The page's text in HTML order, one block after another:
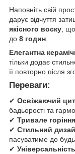
Наповніть свій
дарує відчуття
якісного воску, що
до 8 годин.
Елегантна
тільки додає
її повторно після
Переваги:
✔ Освіжаючий
бадьорості та
✔ Тривале горіння
✔ Стильний
пасуватиме до
✔ Універсальність